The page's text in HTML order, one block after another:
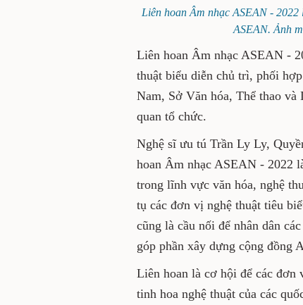
Liên hoan Âm nhạc ASEAN -
gia trong khối ASEAN.
Liên hoan Âm nhạc
Cục Nghệ thuật biểu diễn
Nghệ sĩ sân khấu Việt
Nam và các cơ quan, đơn
Nghệ sĩ ưu tú Trần Ly Ly,
biết, Liên hoan Âm nhạc
mối quan hệ hợp tác
các nước trong khu vực;
từ các quốc gia trong khối
dân các nước trong khu
xây dựng cộng đồng
Liên hoan là cơ hội để